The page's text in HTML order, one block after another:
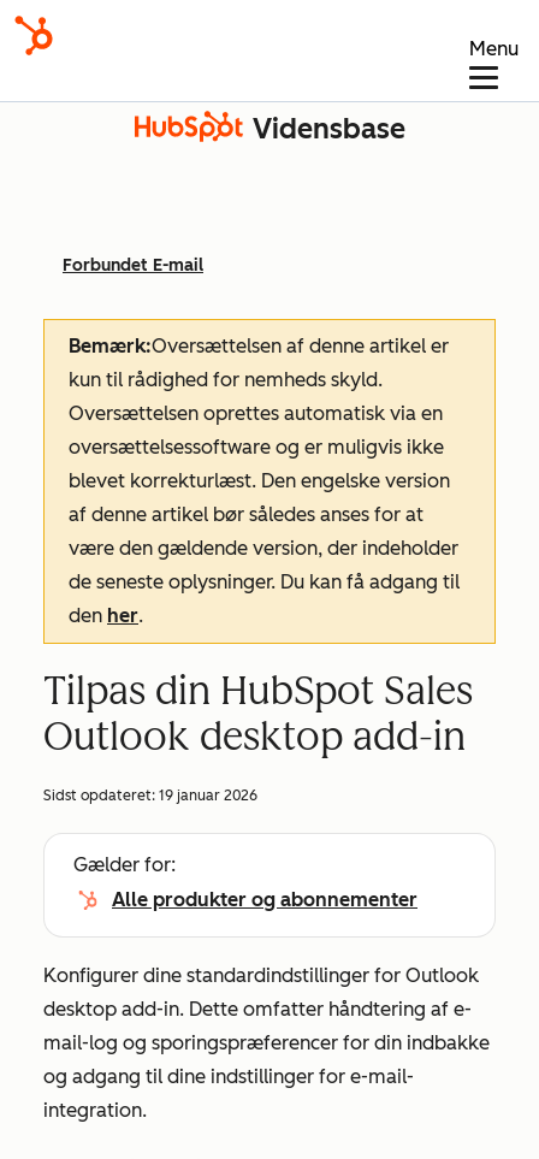
Menu
Vidensbase
Forbundet E-mail
Bemærk:Oversættelsen af denne artikel er
kun til rådighed for nemheds skyld.
Oversættelsen oprettes automatisk via en
oversættelsessoftware og er muligvis ikke
blevet korrekturlæst. Den engelske version
af denne artikel bør således anses for at
være den gældende version, der indeholder
de seneste oplysninger. Du kan få adgang til
den her.
Tilpas din HubSpot Sales
Outlook desktop add-in
Sidst opdateret: 19 januar 2026
Gælder for:
Alle produkter og abonnementer
Konfigurer dine standardindstillinger for Outlook
desktop add-in. Dette omfatter håndtering af e-
mail-log og sporingspræferencer for din indbakke
og adgang til dine indstillinger for e-mail-
integration.